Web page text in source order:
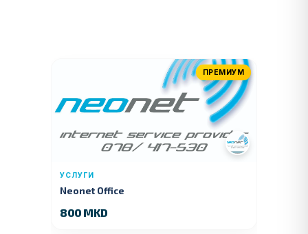
ПРЕМИУМ
УСЛУГИ
Neonet Office
800 MKD